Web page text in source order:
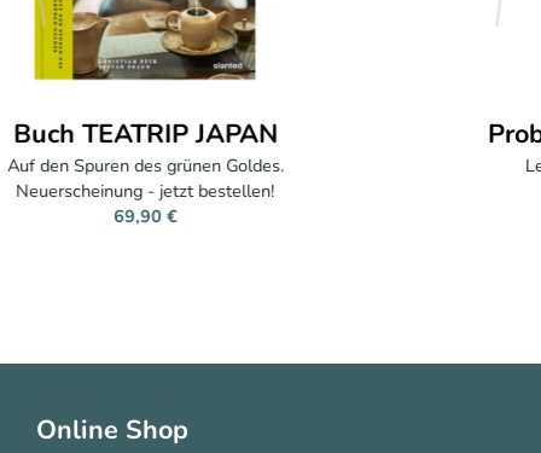
Probierset - Meisterwerke Japan
Lerne vier meisterhafte Grüntees kennen.
Ernte April 2025
Online Shop